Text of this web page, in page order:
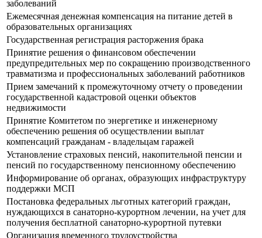
заболеваний
Ежемесячная денежная компенсация на питание детей в
образовательных организациях
Государственная регистрация расторжения брака
Принятие решения о финансовом обеспечении
предупредительных мер по сокращению производственного
травматизма и профессиональных заболеваний работников
Прием замечаний к промежуточному отчету о проведении
государственной кадастровой оценки объектов
недвижимости
Принятие Комитетом по энергетике и инженерному
обеспечению решения об осуществлении выплат
компенсаций гражданам - владельцам гаражей
Установление страховых пенсий, накопительной пенсии и
пенсий по государственному пенсионному обеспечению
Информирование об органах, образующих инфраструктуру
поддержки МСП
Постановка федеральных льготных категорий граждан,
нуждающихся в санаторно-курортном лечении, на учет для
получения бесплатной санаторно-курортной путевки
Организация временного трудоустройства